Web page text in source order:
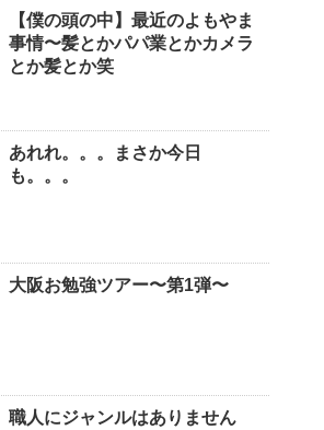
【僕の頭の中】最近のよもやま
事情〜髪とかパパ業とかカメラ
とか髪とか笑
あれれ。。。まさか今日
も。。。
大阪お勉強ツアー〜第1弾〜
職人にジャンルはありません